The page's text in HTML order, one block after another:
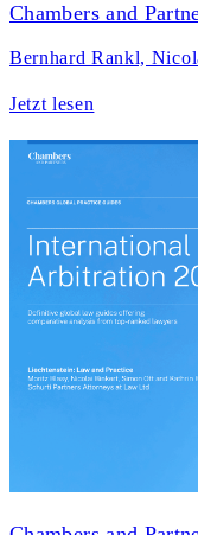
Chambers and
Bernhard Rankl,
Jetzt lesen